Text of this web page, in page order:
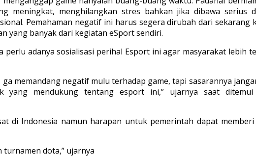
meningkat, menghilangkan stres bahkan jika dibawa serius
Pemahaman negatif ini harus segera dirubah dari sekarang
yang banyak dari kegiatan eSport sendiri.
adanya sosialisasi perihal Esport ini agar masyarakat lebih
memandang negatif mulu terhadap game, tapi sasarannya
mendukung tentang esport ini,” ujarnya saat ditemui
di Indonesia namun harapan untuk pemerintah dapat
turnamen dota,” ujarnya